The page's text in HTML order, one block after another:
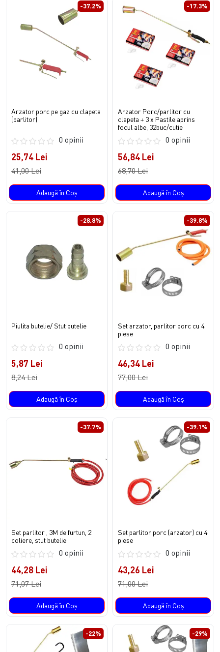
-37.2%
Arzator porc pe gaz cu clapeta
(parlitor)
0 opinii
25,74 Lei
41,00 Lei
Adaugă în Coş
-17.3%
Arzator Porc/parlitor cu
clapeta + 3 x Pastile aprins
focul albe, 32buc/cutie
0 opinii
56,84 Lei
68,70 Lei
Adaugă în Coş
-28.8%
Piulita butelie/ Stut butelie
0 opinii
5,87 Lei
8,24 Lei
Adaugă în Coş
-39.8%
Set arzator, parlitor porc cu 4
piese
0 opinii
46,34 Lei
77,00 Lei
Adaugă în Coş
-37.7%
Set parlitor , 3M de furtun, 2
coliere, stut butelie
0 opinii
44,28 Lei
71,07 Lei
Adaugă în Coş
-39.1%
Set parlitor porc (arzator) cu 4
piese
0 opinii
43,26 Lei
71,00 Lei
Adaugă în Coş
-22% -29%